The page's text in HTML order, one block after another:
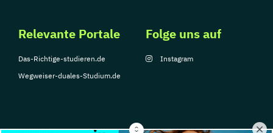
Relevante Portale
Das-Richtige-studieren.de
Wegweiser-duales-Studium.de
Folge uns auf
Instagram